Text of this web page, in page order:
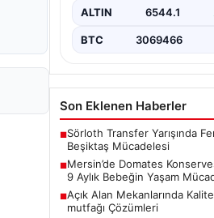
etkiledi. 19 Eylül 2023
ALTIN 6544.1
BTC 3069466
Son Eklenen Haberler
■Sörloth Transfer Yarışında
Beşiktaş Mücadelesi
■Mersin’de Domates
9 Aylık Bebeğin Yaşam
■Açık Alan Mekanlarında
mutfağı Çözümleri